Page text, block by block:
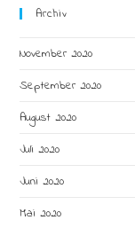
Archiv
November 2020
September 2020
August 2020
Juli 2020
Juni 2020
Mai 2020